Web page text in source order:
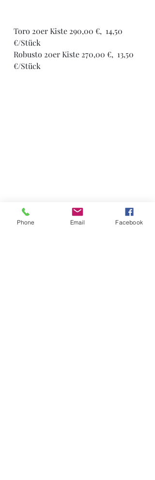
Toro 20er Kiste 290,00 €,  14,50
€/Stück
Robusto 20er Kiste 270,00 €,  13,50
€/Stück
Phone Email Facebook